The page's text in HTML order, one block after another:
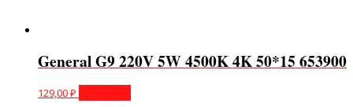
General G9 220V 5W 4500K 4K 50*15 653900
129,00₽